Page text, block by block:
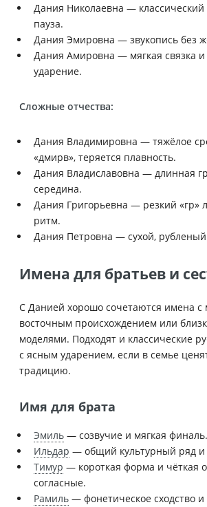
Дания Николаевна —
пауза.
Дания Эмировна — звукопись без
Дания Амировна — мягкая связка
ударение.
Сложные отчества:
Дания Владимировна — тяжёлое
«дмирв», теряется плавность.
Дания Владиславовна — длинная
середина.
Дания Григорьевна — резкий «гр»
ритм.
Дания Петровна — сухой,
Имена для братьев и
С Данией хорошо сочетаются имена с
восточным происхождением или
моделями. Подходят и классические
с ясным ударением, если в семье
традицию.
Имя для брата
Эмиль — созвучие и мягкая финаль.
Ильдар — общий культурный ряд и
Тимур — короткая форма и чёткая
согласные.
Рамиль — фонетическое сходство